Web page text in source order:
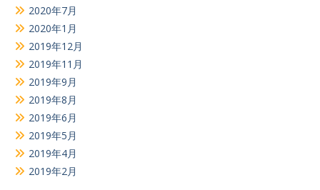
2020年7月
2020年1月
2019年12月
2019年11月
2019年9月
2019年8月
2019年6月
2019年5月
2019年4月
2019年2月